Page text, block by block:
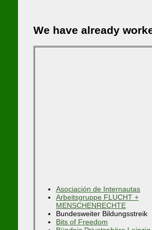
We have already
Asociación de Internautas
Arbeitsgruppe FLUCHT +
MENSCHENRECHTE
Bundesweiter Bildungsstreik
Bits of Freedom